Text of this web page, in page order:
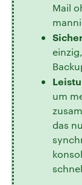
Mail
um
das